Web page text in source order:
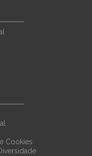
Cookies